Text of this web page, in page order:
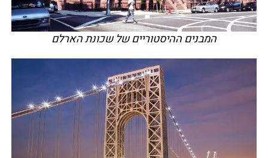
המבנים ההיסטוריים של שכונת הארלם